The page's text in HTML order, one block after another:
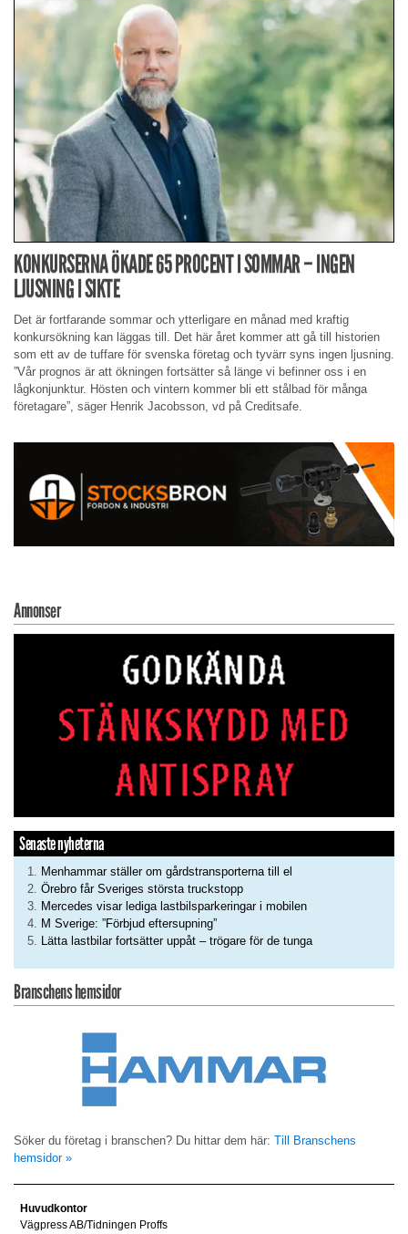
KONKURSERNA ÖKADE 65 PROCENT I SOMMAR – INGEN
LJUSNING I SIKTE
Det är fortfarande sommar och ytterligare en månad med kraftig
konkursökning kan läggas till. Det här året kommer att gå till historien
som ett av de tuffare för svenska företag och tyvärr syns ingen ljusning.
”Vår prognos är att ökningen fortsätter så länge vi befinner oss i en
lågkonjunktur. Hösten och vintern kommer bli ett stålbad för många
företagare”, säger Henrik Jacobsson, vd på Creditsafe.
Annonser
Senaste nyheterna
Menhammar ställer om gårdstransporterna till el
Örebro får Sveriges största truckstopp
Mercedes visar lediga lastbilsparkeringar i mobilen
M Sverige: ”Förbjud eftersupning”
Lätta lastbilar fortsätter uppåt – trögare för de tunga
Branschens hemsidor
Söker du företag i branschen? Du hittar dem här: Till Branschens
hemsidor »
Huvudkontor
Vägpress AB/Tidningen Proffs